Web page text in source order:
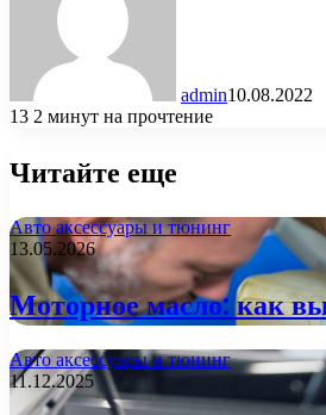
admin10.08.2022
13 2 минут на прочтение
Читайте еще
Авто аксессуары и тюнинг
13.05.2026
Моторное масло: как
Авто аксессуары и тюнинг
11.12.2025